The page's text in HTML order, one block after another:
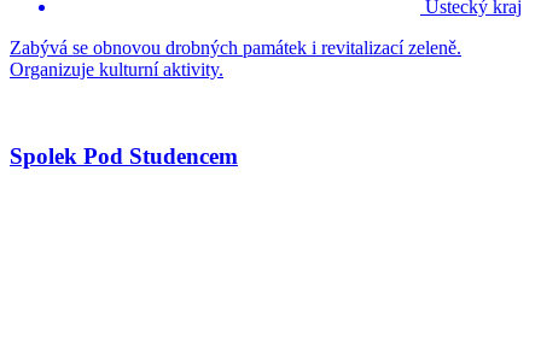
Ústecký kraj
Zabývá se obnovou drobných památek i revitalizací zeleně.
Organizuje kulturní aktivity.
Spolek Pod Studencem